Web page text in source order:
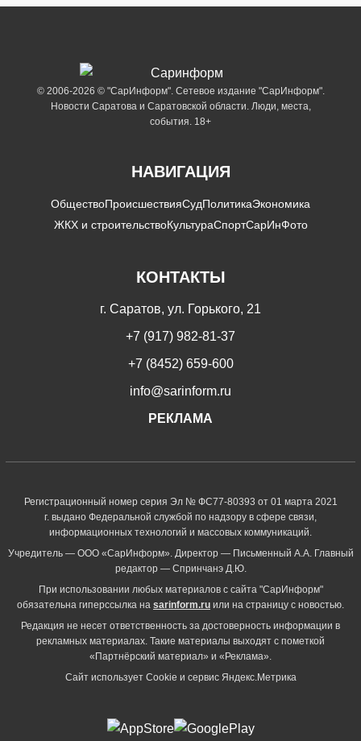
© 2006-2026 © "СарИнформ". Сетевое издание "СарИнформ".
Новости Саратова и Саратовской области. Люди, места,
события. 18+
НАВИГАЦИЯ
ОбществоПроисшествияСудПолитикаЭкономика
ЖКХ и строительствоКультураСпортСарИнФото
КОНТАКТЫ
г. Саратов, ул. Горького, 21
+7 (917) 982-81-37
+7 (8452) 659-600
info@sarinform.ru
РЕКЛАМА
Регистрационный номер серия Эл № ФС77-80393 от 01 марта 2021
г. выдано Федеральной службой по надзору в сфере связи,
информационных технологий и массовых коммуникаций.
Учредитель — ООО «СарИнформ». Директор — Письменный А.А. Главный
редактор — Спринчанэ Д.Ю.
При использовании любых материалов с сайта "СарИнформ"
обязательна гиперссылка на sarinform.ru или на страницу с новостью.
Редакция не несет ответственность за достоверность информации в
рекламных материалах. Такие материалы выходят с пометкой
«Партнёрский материал» и «Реклама».
Сайт использует Cookie и сервиc Яндекс.Метрика